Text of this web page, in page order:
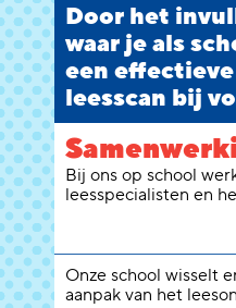
Door het
waar je als
een
leesscan bij
Bij ons op school
leesspecialisten en
Onze school wisselt
aanpak van het